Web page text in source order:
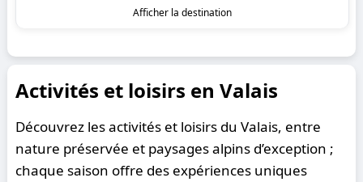
Afficher la destination
Activités et loisirs en Valais
Découvrez les activités et loisirs du Valais, entre
nature préservée et paysages alpins d’exception ;
chaque saison offre des expériences uniques